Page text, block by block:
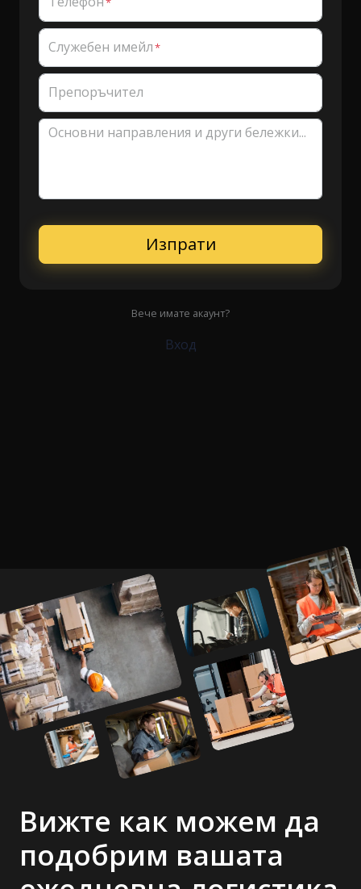
Служебен имейл
Препоръчител
Основни направления и други бележки...
Изпрати
Вече имате акаунт?
Вход
Вижте как можем да
подобрим вашата